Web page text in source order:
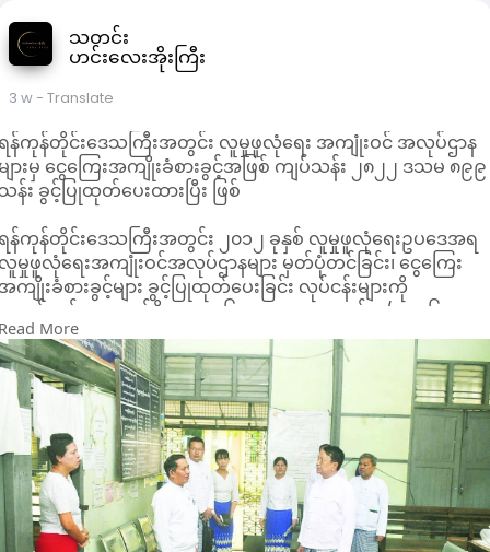
သတင်း
ဟင်းလေးအိုးကြီး
3 w- Translate
န်ကုန်တိုင်းဒေသကြီးအတွင်း လူမှုဖူလုံရေး အကျုံးဝင် အလုပ်ဌာန
ျားမှ ငွေကြေးအကျိုးခံစားခွင့်အဖြစ် ကျပ်သန်း ၂၈၂၂ ဒသမ ၈၉၉
န်း ခွင့်ပြုထုတ်ပေးထားပြီး ဖြစ်
န်ကုန်တိုင်းဒေသကြီးအတွင်း ၂၀၁၂ ခုနှစ် လူမှုဖူလုံရေးဥပဒေအရ
မှုဖူလုံရေးအကျုံးဝင်အလုပ်ဌာနများ မှတ်ပုံတင်ခြင်း၊ ငွေကြေး
ကျိုးခံစားခွင့်များ ခွင့်ပြုထုတ်ပေးခြင်း လုပ်ငန်းများကို
ောင်ရွက်ပေးလျက်ရှိရာ ၂၀၂၆-၂၀၂၇ ဘဏ္ဍာနှစ် ၄/၂၀၂၆ လမှ
/၂၀၂၆ လအထိ ငွေကြေးအကျိုးခံစားခွင့်ငွေပေါင်း ကျပ်သန်း
၈၂၂ ဒသမ ၈၉၉ သန်း ခွင့်ပြုထုတ်ပေးပြီးဖြစ်ကြောင်း သိရသည်။
န်ကုန်တိုင်းဒေသကြီးတွင် တိုင်းဒေသကြီး လူမှုဖူလုံရေးရုံးတစ်ရုံး၊
ရိုင်လူမှုဖူလုံရေးရုံးနှစ်ရုံးနှင့် မြို့နယ်လူမှုဖူလုံရေးရုံး ၁၅ ရုံး ဖွင့်လှစ်
ားရှိပြီး လုပ်‌ဆောင်ပေးနေခြင်းလည်း ဖြစ်သည်။
ပြင် အလုပ်သမားဝန်ကြီးဌာနအနေဖြင့် ကမာရွတ်မြို့နယ်
မှုဖူလုံရေးရုံးဝင်းအတွင်းရှိ လူမှုဖူလုံရေးရုံးနှင့် ဆေးခန်း၏
ြင်ဆင်ထိန်းသိမ်းမှုလုပ်ငန်းများကို ကြည့်ရှုစစ်ဆေးခဲ့ပြီး ယမန်နေ့
More